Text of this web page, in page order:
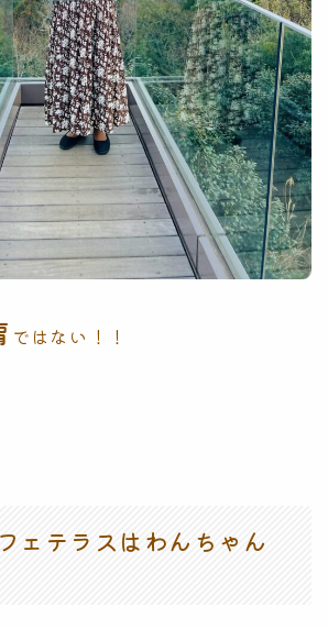
ではない！！
ェテラスはわんちゃん